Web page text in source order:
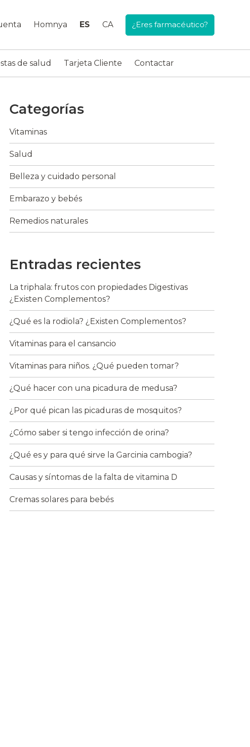
Homnya ¿Eres farmacéutico?
ES CA
de salud Tarjeta Cliente Contactar
Categorías
Vitaminas
Salud
Belleza y cuidado personal
Embarazo y bebés
Remedios naturales
Entradas recientes
La triphala: frutos con propiedades Digestivas
¿Existen Complementos?
¿Qué es la rodiola? ¿Existen Complementos?
Vitaminas para el cansancio
Vitaminas para niños. ¿Qué pueden tomar?
¿Qué hacer con una picadura de medusa?
¿Por qué pican las picaduras de mosquitos?
¿Cómo saber si tengo infección de orina?
¿Qué es y para qué sirve la Garcinia cambogia?
Causas y síntomas de la falta de vitamina D
Cremas solares para bebés